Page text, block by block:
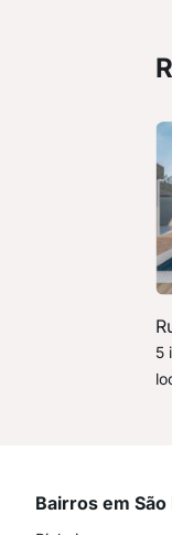
5
Bairros em São